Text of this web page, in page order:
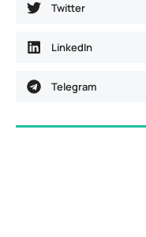
Twitter
LinkedIn
Telegram